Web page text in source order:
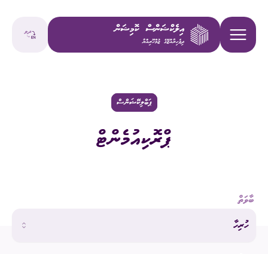
ޕަބްލިކޭޝަންސް
ޕްރޮކިއުމެންޓް
ބާވަތް
ހުރިހާ